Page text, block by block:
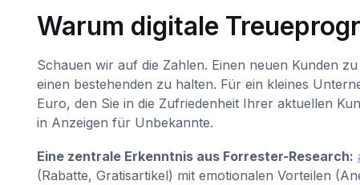
Warum digitale
Schauen wir auf die Zahlen. Einen neuen Kunden
einen bestehenden zu halten. Für ein kleines
Euro, den Sie in die Zufriedenheit Ihrer aktuellen
in Anzeigen für Unbekannte.
Eine zentrale Erkenntnis aus Forrester-Research:
(Rabatte, Gratisartikel) mit emotionalen Vorteilen